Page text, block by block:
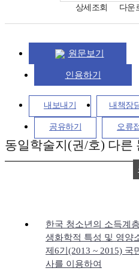
상세조회 다운
원문보기
인용하기
내보내기 내책장
공유하기 오류
동일학술지(권/호) 다른
한국 청소년의 소득계
생화학적 특성 및 영양
제6기(2013 ~ 2015) 국
사를 이용하여